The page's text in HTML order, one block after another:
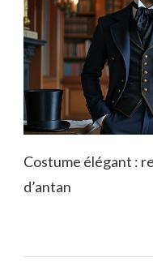
Costume élégant :
d’antan